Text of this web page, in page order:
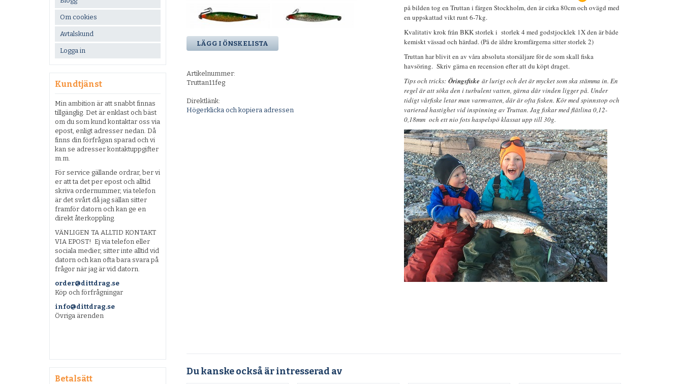
Om cookies
Avtalskund
Logga in
Kundtjänst
Min ambition är att snabbt finnas
tillgänglig. Det är enklast och bäst
om du som kund kontaktar oss via
epost, enligt adresser nedan. Då
finns din förfrågan sparad och vi
kan se adresser kontaktuppgifter
m.m.
För service gällande ordrar, ber vi
er att ta det per epost och alltid
skriva ordernummer, via telefon
är det svårt då jag sällan sitter
framför datorn och kan ge en
direkt återkoppling.
VÄNLIGEN TA ALLTID KONTAKT
VIA EPOST! Ej via telefon eller
sociala medier, sitter inte alltid vid
datorn och kan ofta bara svara på
frågor när jag är vid datorn.
order@dittdrag.se
Köp och förfrågningar
info@dittdrag.se
Övriga ärenden
Betalsätt
på bilden tog en Truttan i färgen Stockholm, den är cirka 80cm och ovägd med
en uppskattad vikt runt 6-7kg.
Kvalitativ krok från BKK storlek i storlek 4 med godstjocklek 1X den är både
kemiskt vässad och härdad. (På de äldre kromfärgerna sitter storlek 2)
Truttan har blivit en av våra absoluta storsäljare för de som skall fiska
havsöring. Skriv gärna en recension efter att du köpt draget.
Tips och tricks: Öringsfiske är lurigt och det är mycket som ska stämma in. En
regel är att söka den i turbulent vatten, gärna där vinden ligger på. Under
tidigt vårfiske letar man varmvatten, där är ofta fisken. Kör med spinnstop och
varierad hastighet vid inspinning av Truttan. Jag fiskar med flätlina 0,12-
0,18mm och ett nio fots haspelspö klassat upp till 30g.
LÄGG I ÖNSKELISTA
Artikelnummer:
Truttan11feg
Direktlänk:
Högerklicka och kopiera adressen
Du kanske också är intresserad av